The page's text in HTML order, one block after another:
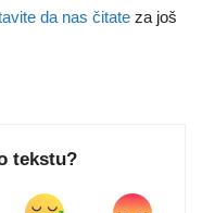
da nas čitate za još
tekstu?